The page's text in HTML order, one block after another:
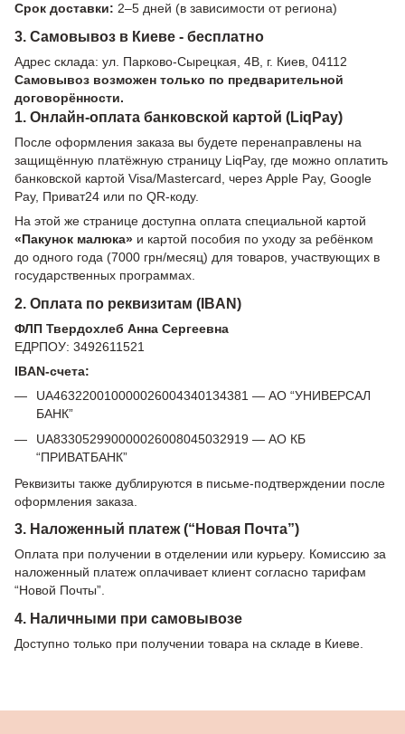
Срок доставки: 2–5 дней (в зависимости от региона)
3. Самовывоз в Киеве - бесплатно
Адрес склада: ул. Парково-Сырецкая, 4В, г. Киев, 04112
Самовывоз возможен только по предварительной
договорённости.
1. Онлайн-оплата банковской картой (LiqPay)
После оформления заказа вы будете перенаправлены на
защищённую платёжную страницу LiqPay, где можно оплатить
банковской картой Visa/Mastercard, через Apple Pay, Google
Pay, Приват24 или по QR-коду.
На этой же странице доступна оплата специальной картой
«Пакунок малюка» и картой пособия по уходу за ребёнком
до одного года (7000 грн/месяц) для товаров, участвующих в
государственных программах.
2. Оплата по реквизитам (IBAN)
ФЛП Твердохлеб Анна Сергеевна
ЕДРПОУ: 3492611521
IBAN-счета:
UA463220010000026004340134381 — АО “УНИВЕРСАЛ
БАНК”
UA833052990000026008045032919 — АО КБ
“ПРИВАТБАНК”
Реквизиты также дублируются в письме-подтверждении после
оформления заказа.
3. Наложенный платеж (“Новая Почта”)
Оплата при получении в отделении или курьеру. Комиссию за
наложенный платеж оплачивает клиент согласно тарифам
“Новой Почты”.
4. Наличными при самовывозе
Доступно только при получении товара на складе в Киеве.